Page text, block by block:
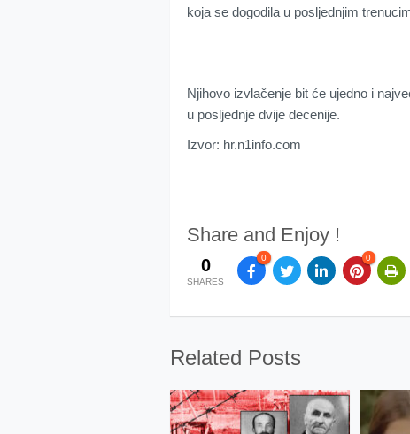
koja se dogodila u posljednjim
Njihovo izvlačenje bit će ujedno i
u posljednje dvije decenije.
Izvor: hr.n1info.com
Share and Enjoy !
0
SHARES
0 0
Related Posts